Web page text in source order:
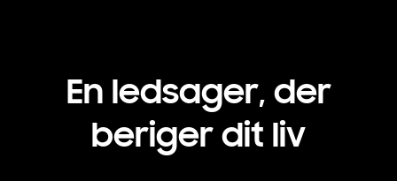
En ledsager, der
beriger dit liv